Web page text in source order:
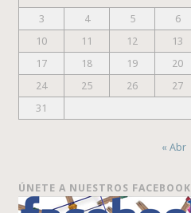
3
4 5 6
10
11 12 13
17
18 19 20
24
25 26 27
31
« Abr
ÚNETE A NUESTROS FACEBOOK